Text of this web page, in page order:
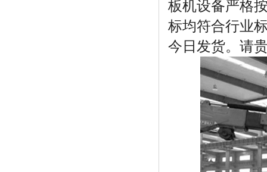
板机设备严格
标均符合行业
今日发货。请